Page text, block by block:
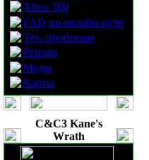
Xbox 360
FAQ по онлайн-игре
Тех. проблемы
Реплеи
Моды
Карты
C&C3 Kane's
Wrath